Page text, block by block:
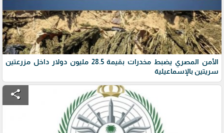
الأمن المصري يضبط مخدرات بقيمة 28.5 مليون دولار داخل مزرعتين
سريتين بالإسماعيلية
share